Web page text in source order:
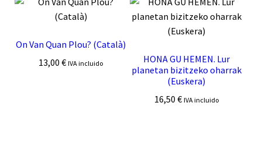
On Van Quan Plou? (Català)
13,00€ IVA incluido
HONA GU HEMEN. Lur
planetan bizitzeko oharrak
(Euskera)
16,50 € IVA incluido